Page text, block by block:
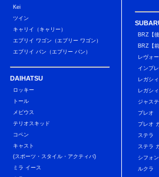
Kei
ツイン
キャリイ（キャリー）
エブリイ ワゴン（エブリー ワゴン）
エブリイ バン（エブリー バン）
DAIHATSU
ロッキー
トール
メビウス
テリオスキッド
コペン
キャスト
(スポーツ・スタイル・アクティバ)
ミラ イース
BRZ【
BRZ【
レヴォ
インプ
レガシ
レガシ
ジャス
プレオ
プレオ
ステラ
ステラ
シフォ
ルクラ